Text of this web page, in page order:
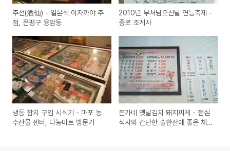
주선(酒仙) - 일본식 이자까야 주
점, 은평구 응암동
2010년 부처님오신날 연등축제 -
종로 조계사
냉동 참치 구입 시식기 - 마포 농
수산물 센터, 다농마트 방문기
돈가네 옛날김치 돼지찌게 - 점심
식사와 간단한 술한잔에 좋은 체